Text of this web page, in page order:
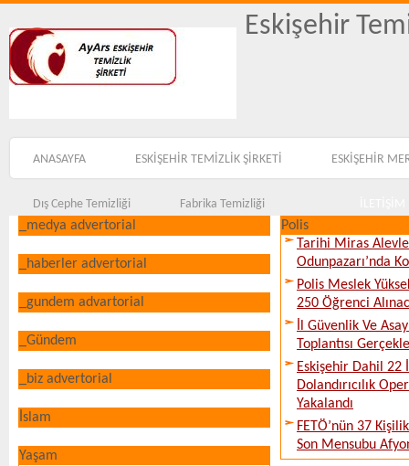
Eskişehir
ANASAYFA ESKİŞEHİR TEMİZLİK ŞİRKETİ ESKİŞEHİR
Dış Cephe Temizliği Fabrika Temizliği
_medya advertorial
_haberler advertorial
_gundem advartorial
_Gündem
_biz advertorial
İslam
Yaşam
Polis
Tarihi Miras
Odunpazarı’nda
Polis Meslek
250 Öğrenci
İl Güvenlik Ve
Toplantısı
Eskişehir Dahil
Dolandırıcılık
Yakalandı
FETÖ’nün 37
Son Mensubu